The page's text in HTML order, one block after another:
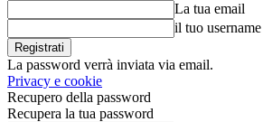
La tua email
il tuo username
La password verrà inviata via email.
Privacy e cookie
Recupero della password
Recupera la tua password